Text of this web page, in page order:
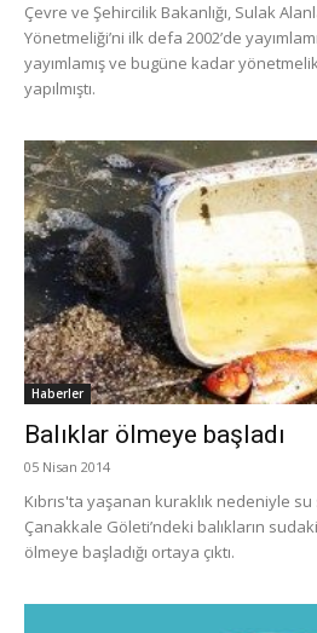
Çevre ve Şehircilik Bakanlığı, Sulak
Yönetmeliği’ni ilk defa 2002’de
yayımlamış ve bugüne kadar
yapılmıştı.
Haberler
Balıklar ölmeye başladı
05 Nisan 2014
Kıbrıs'ta yaşanan kuraklık nedeniyle
Çanakkale Göleti’ndeki balıkların
ölmeye başladığı ortaya çıktı.